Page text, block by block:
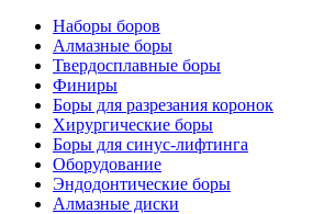
Наборы боров
Алмазные боры
Твердосплавные боры
Финиры
Боры для разрезания коронок
Хирургические боры
Боры для синус-лифтинга
Оборудование
Эндодонтические боры
Алмазные диски